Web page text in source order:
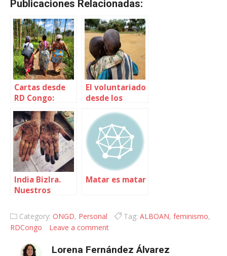
Publicaciones Relacionadas:
Cartas desde
RD Congo:
Mujeres en
marcha
El voluntariado
desde los
India BizIra.
Nuestros
Matar es matar
Category: ONGD, Personal Tag: ALBOAN, feminismo,
RDCongo
Leave a comment
Lorena Fernández Álvarez